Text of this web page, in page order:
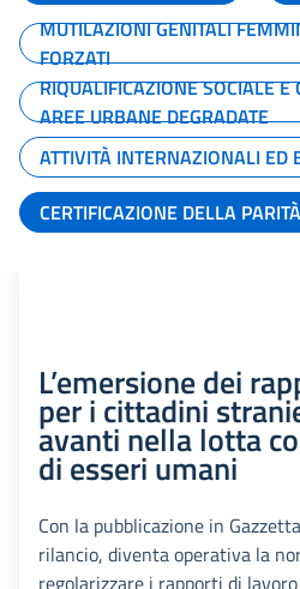
MUTILAZIONI GENITALI
FORZATI
RIQUALIFICAZIONE SOCIALE E
AREE URBANE DEGRADATE
ATTIVITÀ INTERNAZIONALI ED
CERTIFICAZIONE DELLA
L’emersione dei
per i cittadini
avanti nella lotta
di esseri umani
Con la pubblicazione in
rilancio, diventa operativa la
regolarizzare i rapporti di